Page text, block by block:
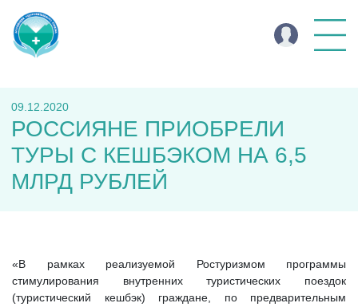
09.12.2020
РОССИЯНЕ ПРИОБРЕЛИ
ТУРЫ С КЕШБЭКОМ НА 6,5
МЛРД РУБЛЕЙ
«В рамках реализуемой Ростуризмом программы
стимулирования внутренних туристических поездок
(туристический кешбэк) граждане, по предварительным